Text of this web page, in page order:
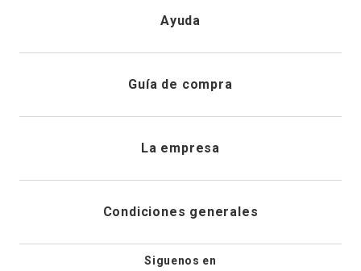
Registrarme
Historial de pedidos
Ayuda
Envíanos un email
Cambios, devoluciones y desistimiento
Guía de compra
Cuidado de prendas
La empresa
Tiendas
Condiciones generales
Aviso legal
Siguenos en